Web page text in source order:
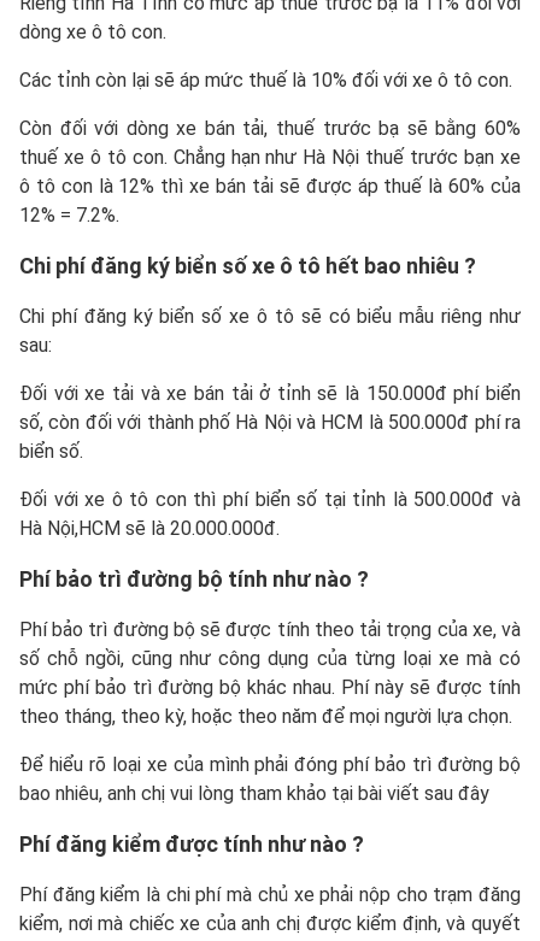
dòng xe ô tô con.
Các tỉnh còn lại sẽ áp mức thuế là 10% đối với xe ô tô con.
Còn đối với dòng xe bán tải, thuế trước bạ sẽ bằng 60%
thuế xe ô tô con. Chẳng hạn như Hà Nội thuế trước bạn xe
ô tô con là 12% thì xe bán tải sẽ được áp thuế là 60% của
12% = 7.2%.
Chi phí đăng ký biển số xe ô tô hết bao nhiêu ?
Chi phí đăng ký biển số xe ô tô sẽ có biểu mẫu riêng như
sau:
Đối với xe tải và xe bán tải ở tỉnh sẽ là 150.000đ phí biển
số, còn đối với thành phố Hà Nội và HCM là 500.000đ phí ra
biển số.
Đối với xe ô tô con thì phí biển số tại tỉnh là 500.000đ và
Hà Nội,HCM sẽ là 20.000.000đ.
Phí bảo trì đường bộ tính như nào ?
Phí bảo trì đường bộ sẽ được tính theo tải trọng của xe, và
số chỗ ngồi, cũng như công dụng của từng loại xe mà có
mức phí bảo trì đường bộ khác nhau. Phí này sẽ được tính
theo tháng, theo kỳ, hoặc theo năm để mọi người lựa chọn.
Để hiểu rõ loại xe của mình phải đóng phí bảo trì đường bộ
bao nhiêu, anh chị vui lòng tham khảo tại bài viết sau đây
Phí đăng kiểm được tính như nào ?
Phí đăng kiểm là chi phí mà chủ xe phải nộp cho trạm đăng
kiểm, nơi mà chiếc xe của anh chị được kiểm định, và quyết